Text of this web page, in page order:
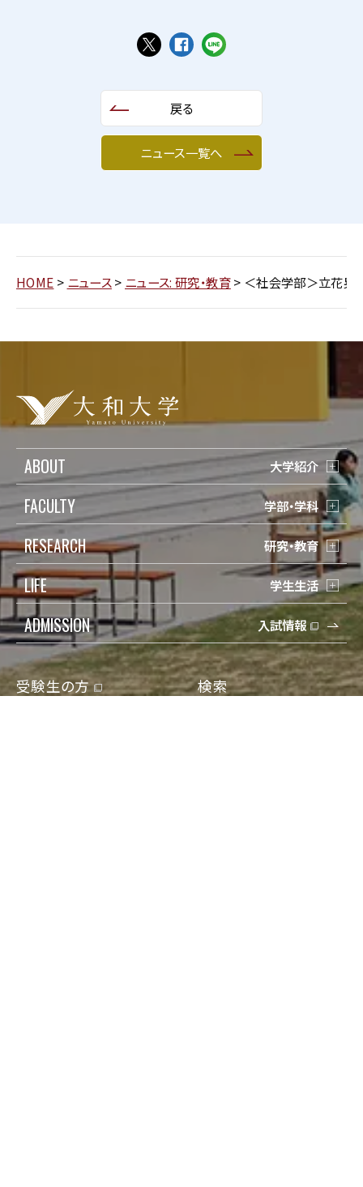
戻る
ニュース一覧へ
HOME > ニュース> ニュース: 研究・教育> ＜社会学部＞立花晃
ABOUT 大学紹介
FACULTY 学部・学科
RESEARCH 研究・教育
LIFE 学生生活
ADMISSION 入試情報
受験生の方
検索